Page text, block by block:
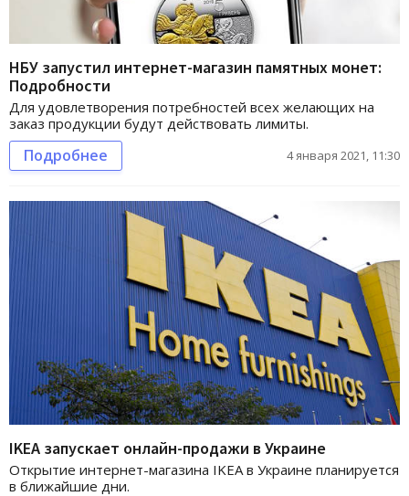
НБУ запустил интернет-магазин памятных монет:
Подробности
Для удовлетворения потребностей всех желающих на
заказ продукции будут действовать лимиты.
Подробнее 4 января 2021, 11:30
IKEA запускает онлайн-продажи в Украине
Открытие интернет-магазина IKEA в Украине планируется
в ближайшие дни.